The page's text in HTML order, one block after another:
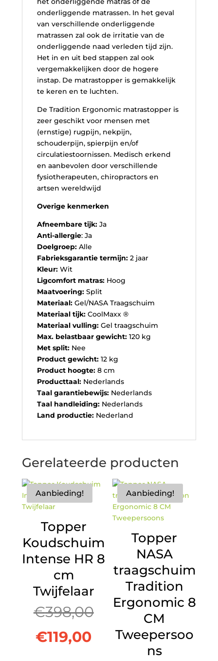
onderliggende matrassen. In het geval
van verschillende onderliggende
matrassen zal ook de irritatie van de
onderliggende naad verleden tijd zijn.
Het in en uit bed stappen zal ook
vergemakkelijken door de hogere
instap. De matrastopper is gemakkelijk
te keren en te luchten.
De Tradition Ergonomic matrastopper is
zeer geschikt voor mensen met
(ernstige) rugpijn, nekpijn,
schouderpijn, spierpijn en/of
circulatiestoornissen. Medisch erkend
en aanbevolen door verschillende
fysiotherapeuten, chiropractors en
artsen wereldwijd
Overige kenmerken
Afneembare tijk:Ja
Anti-allergie: Ja
Doelgroep:Alle
Fabrieksgarantie termijn:2 jaar
Kleur:Wit
Ligcomfort matras:Hoog
Maatvoering:Split
Materiaal:Gel/NASA Traagschuim
Materiaal tijk:CoolMaxx ®
Materiaal vulling:Gel traagschuim
Max. belastbaar gewicht:120 kg
Met split:Nee
Product gewicht:12 kg
Product hoogte:8 cm
Producttaal:Nederlands
Taal garantiebewijs:Nederlands
Taal handleiding:Nederlands
Land productie:Nederland
Gerelateerde producten
Aanbieding!
Topper
Koudschuim
Intense HR 8
cm
Twijfelaar
€398,00Oorspronkelijke
prijs
€119,00Huidige
Aanbieding!
Topper
NASA
traagschuim
Tradition
Ergonomic 8
CM
Tweepersoo
ns